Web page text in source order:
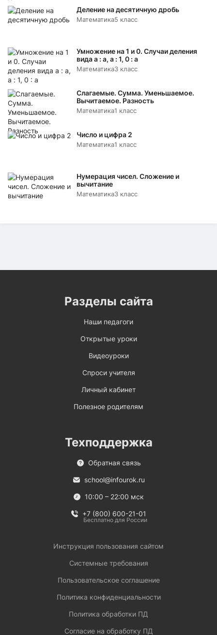
Деление на десятичную дробь
Математика5 класс
Умножение на 1 и 0. Случаи деления
вида а : а, а : 1, 0 : а
Математика3 класс
Слагаемые. Сумма. Уменьшаемое.
Вычитаемое. Разность
Математика1 класс
Число и цифра 2
Математика1 класс
Нумерация чисел. Сложение и
вычитание
Математика3 класс
Разделы сайта
Наши педагоги
Открытые уроки
Видеоуроки
Спроси учителя
Личный кабинет
Полезное родителям
Техподдержка
Обратная связь
school@infourok.ru
10:00 – 22:00 мск
+7 (800) 600-21-01
Бесплатно для России
Инструкция пользования сайтом
Системные требования
Пользовательское соглашение
Политика конфиденциальности
Политика обработки ПД
Согласие на обработку ПД